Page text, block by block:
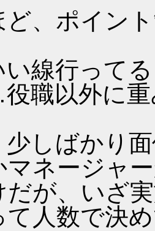
、ポイン
線行って
職以外に重
しばかり
マネージャ
だが、いざ
て人数で決